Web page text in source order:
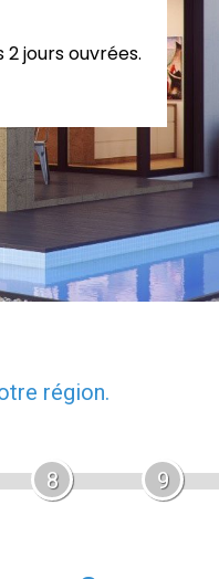
jours ouvrées.
région.
8 9